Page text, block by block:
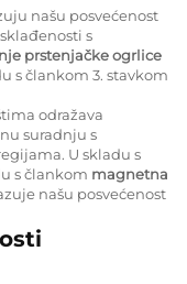
našu posvećenost
s
prstenjačke ogrlice
s člankom 3. stavkom
odražava
suradnju s
U skladu s
s člankom magnetna
našu posvećenost